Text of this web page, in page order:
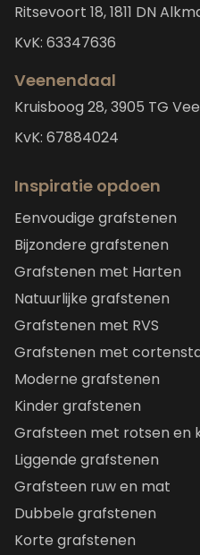
Ritsevoort 18, 1811 DN
KvK: 63347636
Veenendaal
Kruisboog 28, 3905 TG
KvK: 67884024
Inspiratie opdoen
Eenvoudige grafstenen
Bijzondere grafstenen
Grafstenen met Harten
Natuurlijke grafstenen
Grafstenen met RVS
Grafstenen met
Moderne grafstenen
Kinder grafstenen
Grafsteen met rotsen en
Liggende grafstenen
Grafsteen ruw en mat
Dubbele grafstenen
Korte grafstenen